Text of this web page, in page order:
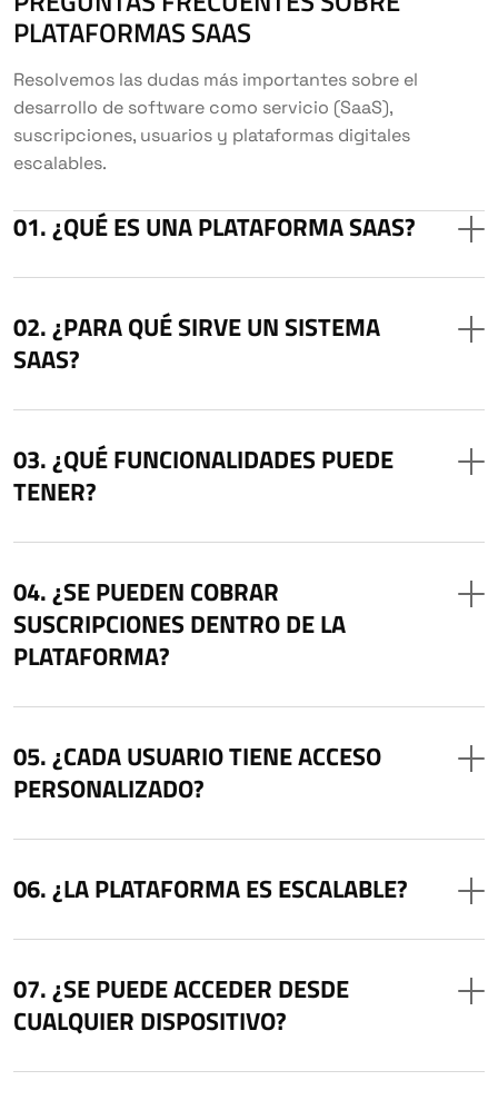
PLATAFORMAS SAAS
Resolvemos las dudas más importantes sobre el
desarrollo de software como servicio (SaaS),
suscripciones, usuarios y plataformas digitales
escalables.
¿QUÉ ES UNA PLATAFORMA SAAS?
¿PARA QUÉ SIRVE UN SISTEMA
SAAS?
¿QUÉ FUNCIONALIDADES PUEDE
TENER?
¿SE PUEDEN COBRAR
SUSCRIPCIONES DENTRO DE LA
PLATAFORMA?
¿CADA USUARIO TIENE ACCESO
PERSONALIZADO?
¿LA PLATAFORMA ES ESCALABLE?
¿SE PUEDE ACCEDER DESDE
CUALQUIER DISPOSITIVO?